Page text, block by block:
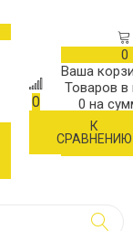
0
К
СРАВНЕНИЮ
0
Ваша
Товаров в
0 на